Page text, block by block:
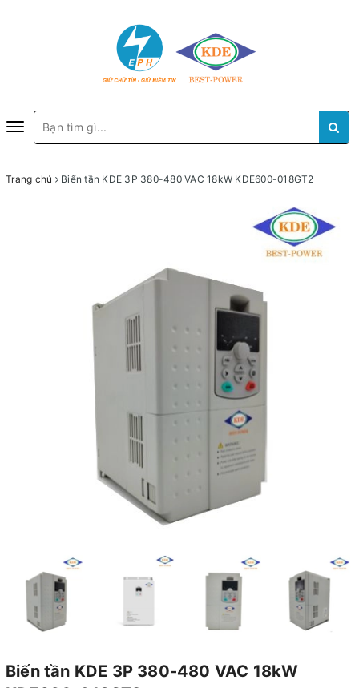
Toggle
navigation
Trang chủ Biến tần KDE 3P 380-480 VAC 18kW KDE600-018GT2
Biến tần KDE 3P 380-480 VAC 18kW